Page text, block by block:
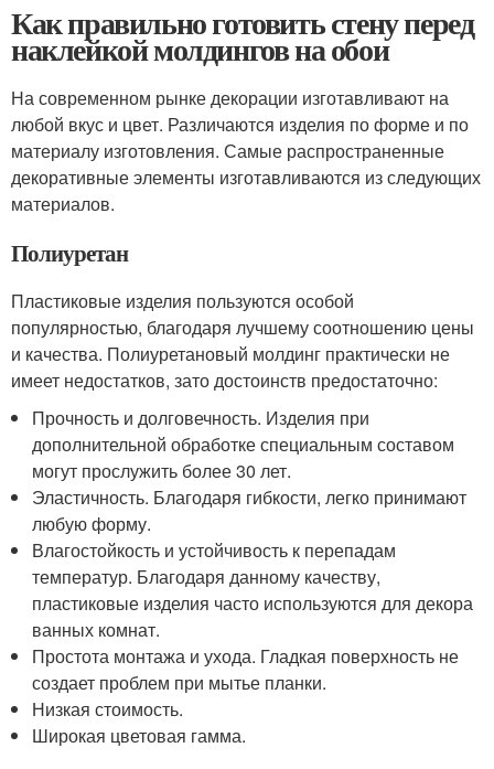
Как правильно готовить стену перед
наклейкой молдингов на обои
На современном рынке декорации изготавливают на
любой вкус и цвет. Различаются изделия по форме и по
материалу изготовления. Самые распространенные
декоративные элементы изготавливаются из следующих
материалов.
Полиуретан
Пластиковые изделия пользуются особой
популярностью, благодаря лучшему соотношению цены
и качества. Полиуретановый молдинг практически не
имеет недостатков, зато достоинств предостаточно:
Прочность и долговечность. Изделия при
дополнительной обработке специальным составом
могут прослужить более 30 лет.
Эластичность. Благодаря гибкости, легко принимают
любую форму.
Влагостойкость и устойчивость к перепадам
температур. Благодаря данному качеству,
пластиковые изделия часто используются для декора
ванных комнат.
Простота монтажа и ухода. Гладкая поверхность не
создает проблем при мытье планки.
Низкая стоимость.
Широкая цветовая гамма.